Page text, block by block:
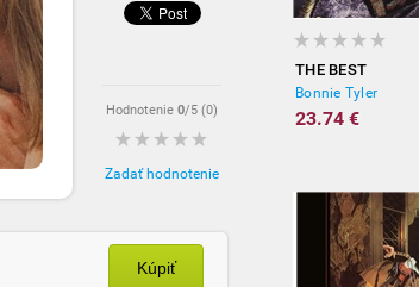
Hodnotenie 0/5 (0)
Zadať hodnotenie
Kúpiť
THE BEST
Bonnie Tyler
23.74 €